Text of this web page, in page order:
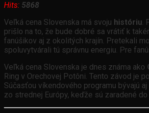
Hits: 5868
Veľká cena Slovenska má svoju históriu.
prišlo na to, že bude dobré sa vrátiť k
fanúšikov aj z okolitých krajín. Pretekali
spoluvytvárali tú správnu energiu. Pre
Veľká cena Slovenska je dnes známa ako
Ring v Orechovej Potôni. Tento závod je
Súčasťou víkendového programu bývajú
zo strednej Európy, keďže sú zaradené